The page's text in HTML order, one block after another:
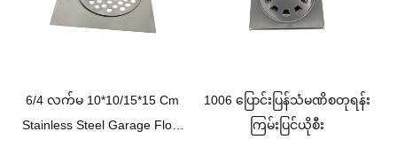
6/4 လက်မ 10*10/15*15 Cm
Stainless Steel Garage Floor
1006 ပြောင်းပြန်သံမဏိစတုရန်း
ကြမ်းပြင်ယိုစီး